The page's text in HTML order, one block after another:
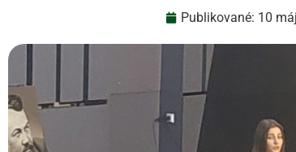
Publikované: 10